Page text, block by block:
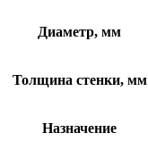
Диаметр, мм
Толщина стенки, мм
Назначение